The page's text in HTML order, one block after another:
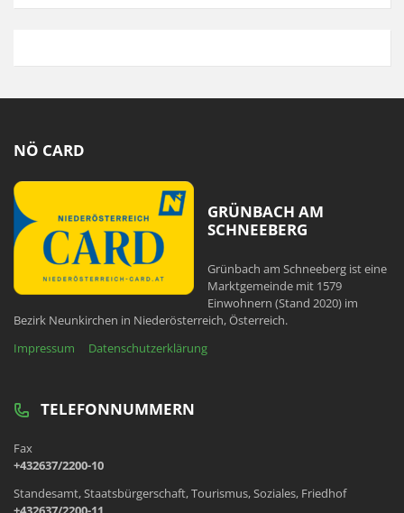
NÖ CARD
GRÜNBACH AM
SCHNEEBERG
Grünbach am Schneeberg ist eine
Marktgemeinde mit 1579
Einwohnern (Stand 2020) im
Bezirk Neunkirchen in Niederösterreich, Österreich.
Impressum
Datenschutzerklärung
TELEFONNUMMERN
Fax
+432637/2200-10
Standesamt, Staatsbürgerschaft, Tourismus, Soziales, Friedhof